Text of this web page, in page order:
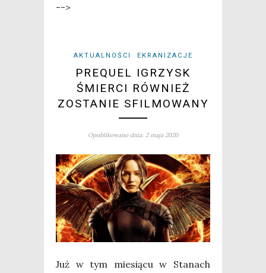
-->
AKTUALNOŚCI EKRANIZACJE
PREQUEL IGRZYSK
ŚMIERCI RÓWNIEŻ
ZOSTANIE SFILMOWANY
Opublikowano dnia: 2 maja 2020
Już w tym mie­sią­cu w Sta­nach